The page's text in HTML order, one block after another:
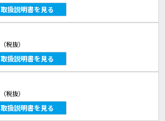
取扱説明書を見る
（税抜）
取扱説明書を見る
（税抜）
取扱説明書を見る